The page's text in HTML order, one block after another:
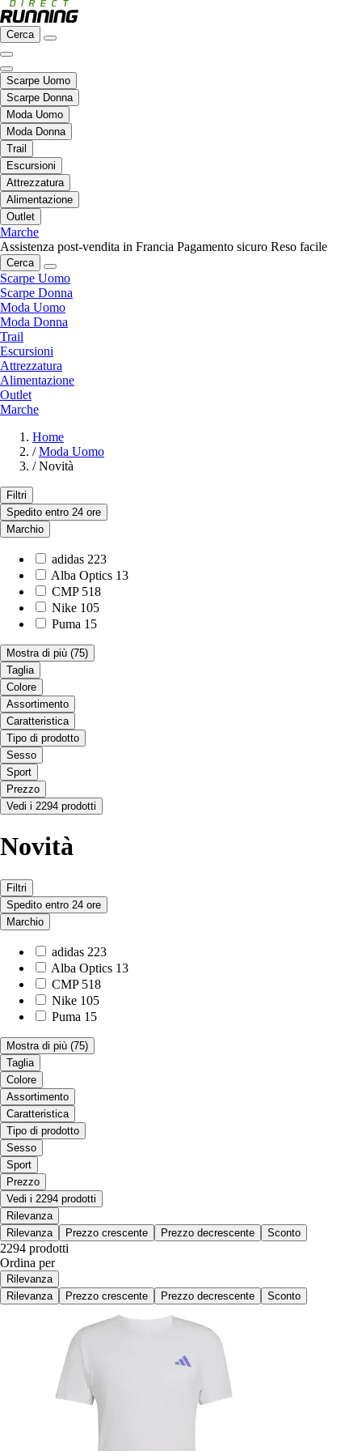
Cerca
Scarpe Uomo
Scarpe Donna
Moda Uomo
Moda Donna
Trail
Escursioni
Attrezzatura
Alimentazione
Outlet
Marche
Assistenza post-vendita in Francia Pagamento sicuro Reso facile
Cerca
Scarpe Uomo
Scarpe Donna
Moda Uomo
Moda Donna
Trail
Escursioni
Attrezzatura
Alimentazione
Outlet
Marche
Home
/ Moda Uomo
/ Novità
Filtri
Spedito entro 24 ore
Marchio
adidas 223
Alba Optics 13
CMP 518
Nike 105
Puma 15
Mostra di più (75)
Taglia
Colore
Assortimento
Caratteristica
Tipo di prodotto
Sesso
Sport
Prezzo
Vedi i 2294 prodotti
Novità
Filtri
Spedito entro 24 ore
Marchio
adidas 223
Alba Optics 13
CMP 518
Nike 105
Puma 15
Mostra di più (75)
Taglia
Colore
Assortimento
Caratteristica
Tipo di prodotto
Sesso
Sport
Prezzo
Vedi i 2294 prodotti
Rilevanza
Rilevanza
Prezzo crescente Prezzo decrescente Sconto
2294 prodotti
Ordina per
Rilevanza
Rilevanza
Prezzo crescente Prezzo decrescente Sconto